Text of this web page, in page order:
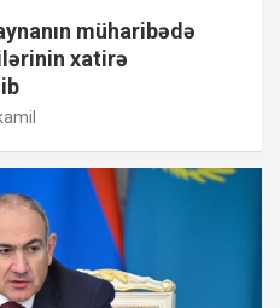
müharibədə
xatirə